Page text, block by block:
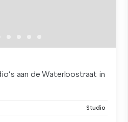
aan de Waterloostraat in
Studio